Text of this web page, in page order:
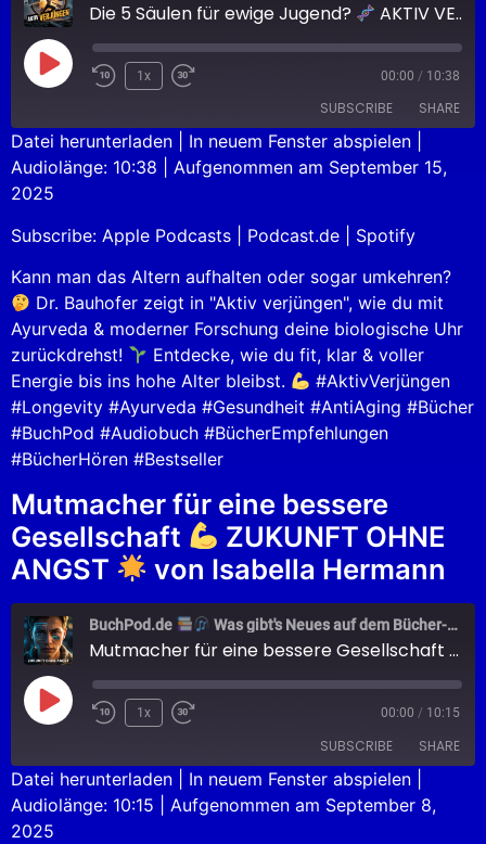
Die 5 Säulen für ewige Jugend? AKTIV VERJÜNGEN
1x 00:00 / 10:38
SUBSCRIBE SHARE
Apple Podcasts Podcast.de
RSS FEED
SHARE
Datei herunterladen In neuem Fenster abspielen
Audiolänge: 10:38
Aufgenommen am September 15,
2025
Subscribe: Apple Podcasts Podcast.de
Spotify
Kann man das Altern aufhalten oder sogar umkehren?
Dr. Bauhofer zeigt in "Aktiv verjüngen", wie du mit
Ayurveda & moderner Forschung deine biologische Uhr
zurückdrehst!
Entdecke, wie du fit, klar & voller
Energie bis ins hohe Alter bleibst.
#AktivVerjüngen
#Longevity #Ayurveda #Gesundheit #AntiAging #Bücher
#BuchPod #Audiobuch #BücherEmpfehlungen
#BücherHören #Bestseller
Mutmacher für eine bessere
Gesellschaft
ZUKUNFT OHNE
ANGST
von Isabella Hermann
BuchPod.de Was gibt's Neues auf dem Bücher-Markt?
Mutmacher für eine bessere Gesellschaft
1x 00:00 / 10:15
SUBSCRIBE SHARE
Apple Podcasts Podcast.de
SHARE
Datei herunterladen In neuem Fenster abspielen
Audiolänge: 10:15
Aufgenommen am September 8,
2025